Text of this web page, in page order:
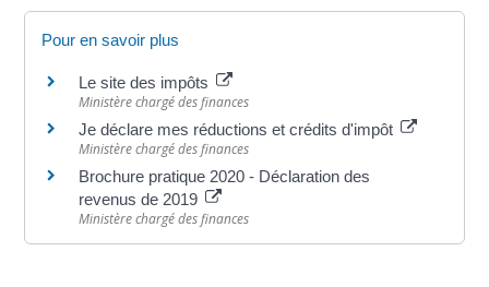
Pour en savoir plus
Le site des impôts
Ministère chargé des finances
Je déclare mes réductions et crédits d'impôt
Ministère chargé des finances
Brochure pratique 2020 - Déclaration des
revenus de 2019
Ministère chargé des finances